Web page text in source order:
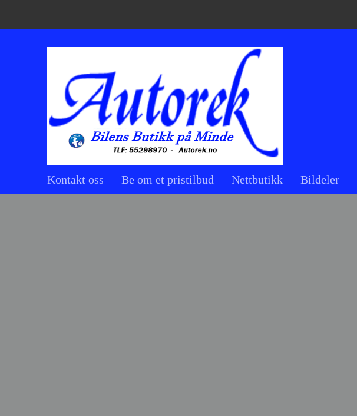
Kontakt oss Be om et pristilbud Nettbutikk Bildeler